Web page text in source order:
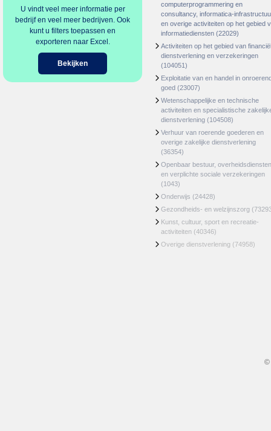
U vindt veel meer informatie per
bedrijf en veel meer bedrijven. Ook
kunt u filters toepassen en
exporteren naar Excel.
Bekijken
computerprogrammering en
consultancy, informatica-
en overige activiteiten op het gebied
informatiediensten (22029)
Activiteiten op het gebied van
dienstverlening en verzekeringen
(104051)
Exploitatie van en handel in
goed (23007)
Wetenschappelijke en technische
activiteiten en specialistische
dienstverlening (104508)
Verhuur van roerende goederen en
overige zakelijke dienstverlening
(36354)
Openbaar bestuur, overheidsdiensten
en verplichte sociale verzekeringen
(1043)
Onderwijs (24428)
Gezondheids- en welzijnszorg
Kunst, cultuur, sport en recreatie-
activiteiten (40346)
Overige dienstverlening (74958)
©